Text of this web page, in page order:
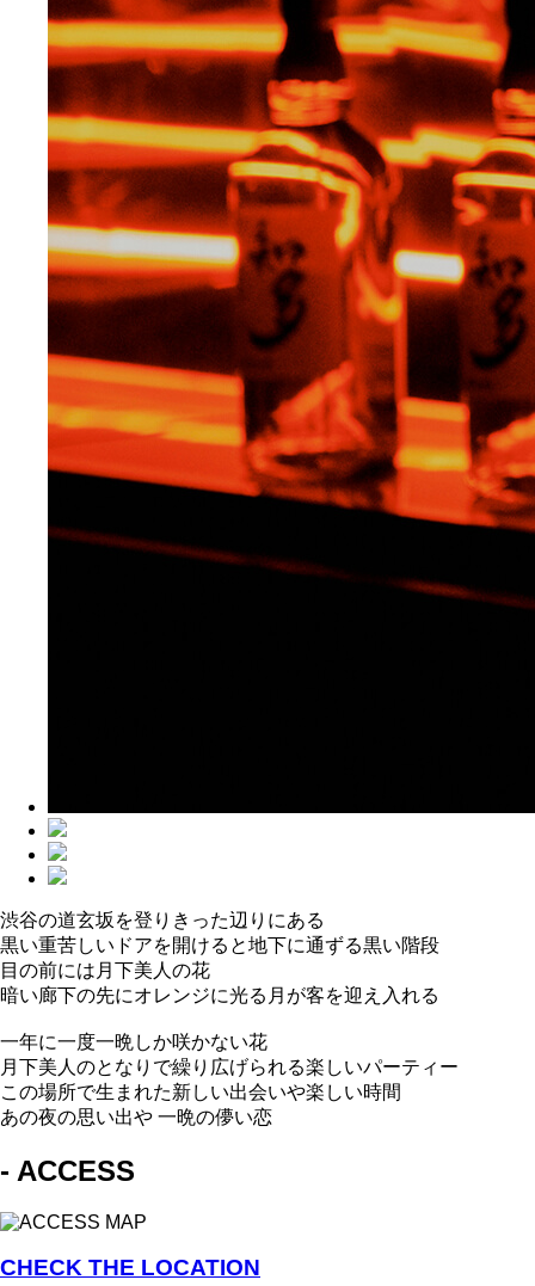
渋谷の道玄坂を登りきった辺りにある
黒い重苦しいドアを開けると地下に通ずる黒い階段
目の前には月下美人の花
暗い廊下の先にオレンジに光る月が客を迎え入れる
一年に一度一晩しか咲かない花
月下美人のとなりで繰り広げられる楽しいパーティー
この場所で生まれた新しい出会いや楽しい時間
あの夜の思い出や 一晩の儚い恋
- ACCESS
CHECK THE LOCATION